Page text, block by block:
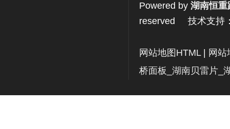
Powered by 湖南恒重
reserved 技术支持
网站地图HTML|
网站
桥面板_湖南贝雷片_